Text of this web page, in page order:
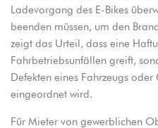
Ladevorgang des E-Bikes
beenden müssen, um den
zeigt das Urteil, dass eine
Fahrbetriebsunfällen greift,
Defekten eines Fahrzeugs
eingeordnet wird.
Für Mieter von gewerblichen